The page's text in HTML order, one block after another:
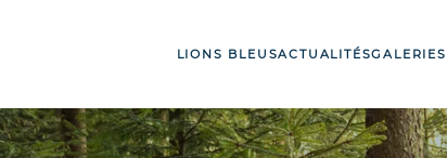
LIONS BLEUSACTUALITÉSGALERIES